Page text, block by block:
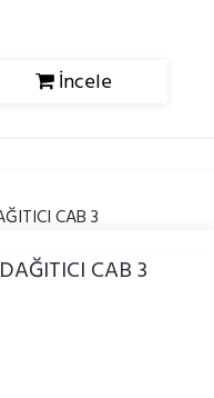
İncele
DAĞITICI CAB 3